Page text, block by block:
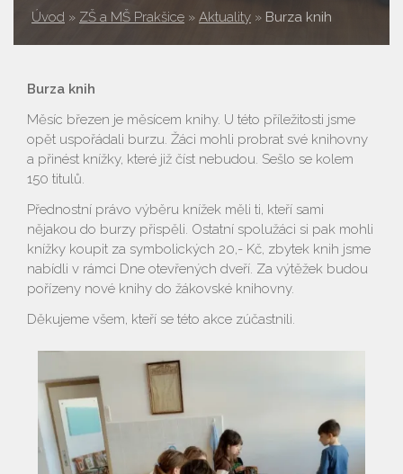
Úvod » ZŠ a MŠ Prakšice » Aktuality » Burza knih
Burza knih
Měsíc březen je měsícem knihy. U této příležitosti jsme
opět uspořádali burzu. Žáci mohli probrat své knihovny
a přinést knížky, které již číst nebudou. Sešlo se kolem
150 titulů.
Přednostní právo výběru knížek měli ti, kteří sami
nějakou do burzy přispěli. Ostatní spolužáci si pak mohli
knížky koupit za symbolických 20,- Kč, zbytek knih jsme
nabídli v rámci Dne otevřených dveří. Za výtěžek budou
pořízeny nové knihy do žákovské knihovny.
Děkujeme všem, kteří se této akce zúčastnili.